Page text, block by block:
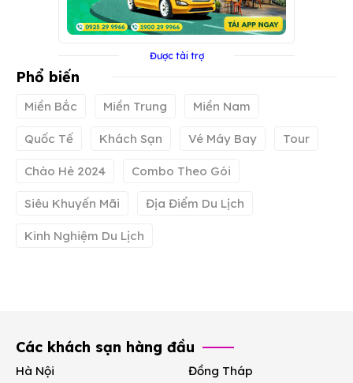
Được tài trợ
Phổ biến
Miền Bắc Miền Trung Miền Nam
Quốc Tế Khách Sạn Vé Máy Bay Tour
Chào Hè 2024 Combo Theo Gói
Siêu Khuyến Mãi Địa Điểm Du Lịch
Kinh Nghiệm Du Lịch
Các khách sạn hàng đầu
Hà Nội
Đồng Tháp